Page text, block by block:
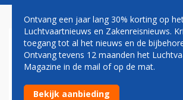
NORTHWEST
SEATTLE NAAR OSAKA
Ontvang een jaar lang 30% korting op
Luchtvaartnieuws en Zakenreisnieuws.
toegang tot al het nieuws en de
Ontvang tevens 12 maanden het
Magazine in de mail of op de mat.
Bekijk aanbieding